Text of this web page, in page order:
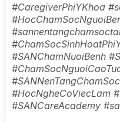
#CaregiverPhiYKhoa
#SANChamNuoiBenh
#HocNgheCoViecLam
#SANCareAcademy